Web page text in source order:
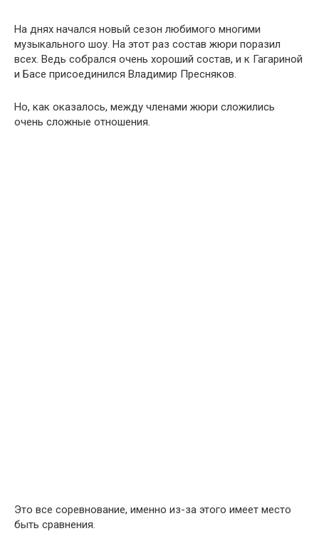
На днях начался новый сезон любимого многими
музыкального шоу. На этот раз состав жюри поразил
всех. Ведь собрался очень хороший состав, и к Гагариной
и Басе присоединился Владимир Пресняков.
Но, как оказалось, между членами жюри сложились
очень сложные отношения.
Это все соревнование, именно из-за этого имеет место
быть сравнения.